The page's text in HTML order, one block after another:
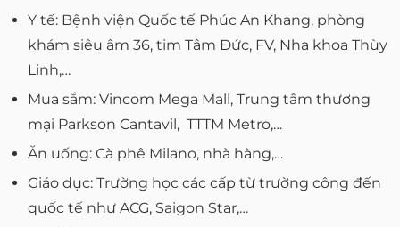
Y tế: Bệnh viện Quốc tế Phúc An Khang, phòng
khám siêu âm 36, tim Tâm Đức, FV, Nha khoa Thùy
Linh,…
Mua sắm: Vincom Mega Mall, Trung tâm thương
mại Parkson Cantavil, TTTM Metro,…
Ăn uống: Cà phê Milano, nhà hàng,…
Giáo dục: Trường học các cấp từ trường công đến
quốc tế như ACG, Saigon Star,…